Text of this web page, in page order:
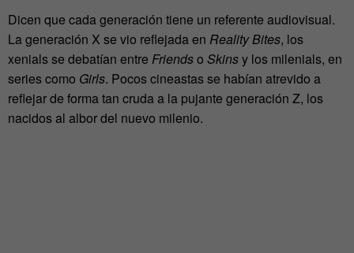
Dicen que cada generación tiene un referente audiovisual.
La generación X se vio reflejada en Reality Bites, los
xenials se debatían entre Friendso Skinsy los milenials, en
series como Girls. Pocos cineastas se habían atrevido a
reflejar de forma tan cruda a la pujante generación Z, los
nacidos al albor del nuevo milenio.